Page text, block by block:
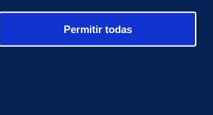
Permitir todas